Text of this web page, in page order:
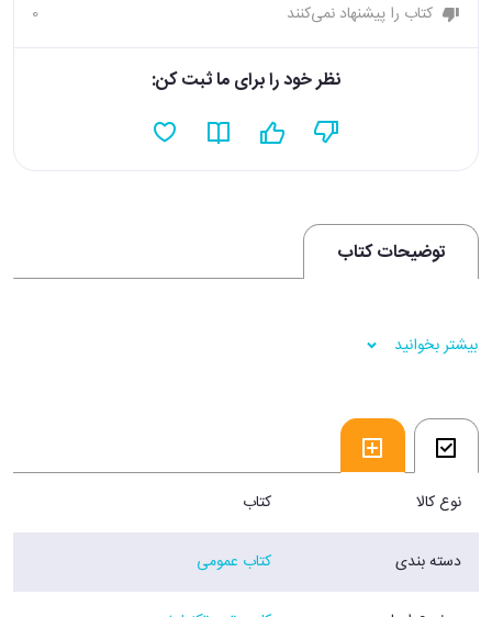
کتاب را پیشنهاد نمی‌کنند 0
نظر خود را برای ما ثبت کن:
توضیحات کتاب
بیشتر بخوانید
نوع کالا کتاب
دسته بندی کتاب عمومی